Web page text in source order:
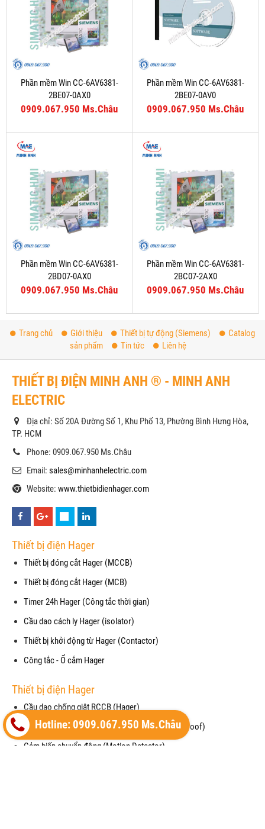
Phần mềm Win CC-6AV6381-
2BE07-0AX0
0909.067.950 Ms.Châu
Phần mềm Win CC-6AV6381-
2BE07-0AV0
0909.067.950 Ms.Châu
Phần mềm Win CC-6AV6381-
2BD07-0AX0
0909.067.950 Ms.Châu
Phần mềm Win CC-6AV6381-
2BC07-2AX0
0909.067.950 Ms.Châu
Trang chủ Giới thiệu Thiết bị tự động (Siemens)
Catalog
sản phẩm
Tin tức Liên hệ
THIẾT BỊ ĐIỆN MINH ANH ® - MINH ANH
ELECTRIC
Địa chỉ: Số 20A Đường Số 1, Khu Phố 13, Phường Bình Hưng Hòa,
TP. HCM
Phone: 0909.067.950 Ms.Châu
Email: sales@minhanhelectric.com
Website: www.thietbidienhager.com
Thiết bị điện Hager
Thiết bị đóng cắt Hager (MCCB)
Thiết bị đóng cắt Hager (MCB)
Timer 24h Hager (Công tắc thời gian)
Cầu dao cách ly Hager (isolator)
Thiết bị khởi động từ Hager (Contactor)
Công tắc - Ổ cắm Hager
Thiết bị điện Hager
Cầu dao chống giật RCCB (Hager)
Mặt che chống thấm nước cho công tắc (waterproof)
Cảm biến chuyển động (Motion Detector)
Hotline: 0909.067.950 Ms.Châu